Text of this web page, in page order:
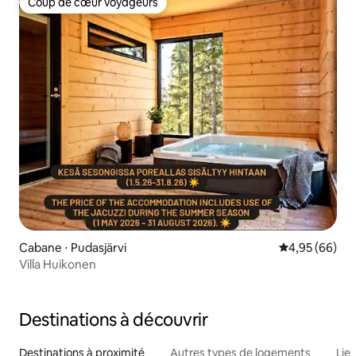
Coup de cœur voyageurs
Cabane ⋅ Pudasjärvi Évaluation
4,95 (66)
Villa Huikonen
Destinations à découvrir
Destinations à proximité Autres types de logements